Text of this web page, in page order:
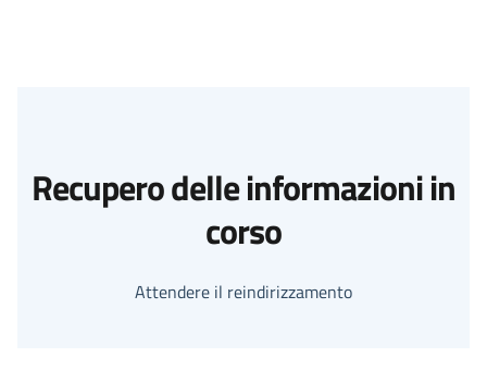
Recupero delle informazioni in
corso
Attendere il reindirizzamento